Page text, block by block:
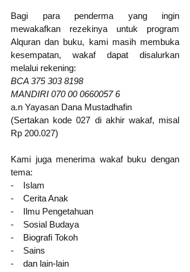
Bagi para penderma yang ingin
mewakafkan rezekinya untuk program
Alquran dan buku, kami masih membuka
kesempatan, wakaf dapat disalurkan
melalui rekening:
BCA 375 303 8198
MANDIRI 070 00 0660057 6
a.n Yayasan Dana Mustadhafin
(Sertakan kode 027 di akhir wakaf, misal
Rp 200.027)
Kami juga menerima wakaf buku dengan
tema:
-    Islam
-    Cerita Anak
-    Ilmu Pengetahuan
-    Sosial Budaya
-    Biografi Tokoh
-    Sains
-    dan lain-lain